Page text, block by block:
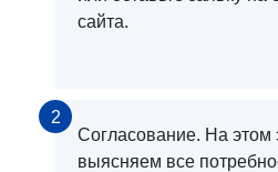
сайта.
2
Согласование. На этом
выясняем все